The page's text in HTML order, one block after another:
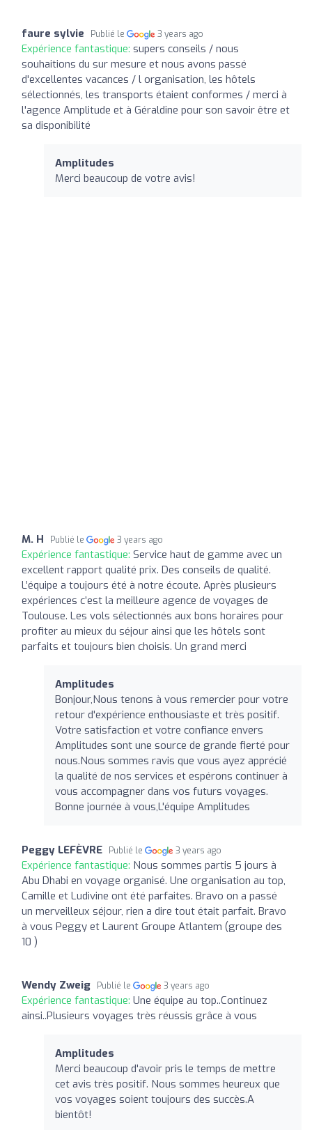
faure sylvie Publié le 3 years ago
Expérience fantastique: supers conseils / nous
souhaitions du sur mesure et nous avons passé
d'excellentes vacances / l organisation, les hôtels
sélectionnés, les transports étaient conformes / merci à
l'agence Amplitude et à Géraldine pour son savoir être et
sa disponibilité
Amplitudes
Merci beaucoup de votre avis!
M. H Publié le 3 years ago
Expérience fantastique: Service haut de gamme avec un
excellent rapport qualité prix. Des conseils de qualité.
L’équipe a toujours été à notre écoute. Après plusieurs
expériences c’est la meilleure agence de voyages de
Toulouse. Les vols sélectionnés aux bons horaires pour
profiter au mieux du séjour ainsi que les hôtels sont
parfaits et toujours bien choisis. Un grand merci
Amplitudes
Bonjour,Nous tenons à vous remercier pour votre
retour d'expérience enthousiaste et très positif.
Votre satisfaction et votre confiance envers
Amplitudes sont une source de grande fierté pour
nous.Nous sommes ravis que vous ayez apprécié
la qualité de nos services et espérons continuer à
vous accompagner dans vos futurs voyages.
Bonne journée à vous,L'équipe Amplitudes
Peggy LEFÈVRE Publié le 3 years ago
Expérience fantastique: Nous sommes partis 5 jours à
Abu Dhabi en voyage organisé. Une organisation au top,
Camille et Ludivine ont été parfaites. Bravo on a passé
un merveilleux séjour, rien a dire tout était parfait. Bravo
à vous Peggy et Laurent Groupe Atlantem (groupe des
10 )
Wendy Zweig Publié le 3 years ago
Expérience fantastique: Une équipe au top..Continuez
ainsi..Plusieurs voyages très réussis grâce à vous
Amplitudes
Merci beaucoup d'avoir pris le temps de mettre
cet avis très positif. Nous sommes heureux que
vos voyages soient toujours des succès.A
bientôt!